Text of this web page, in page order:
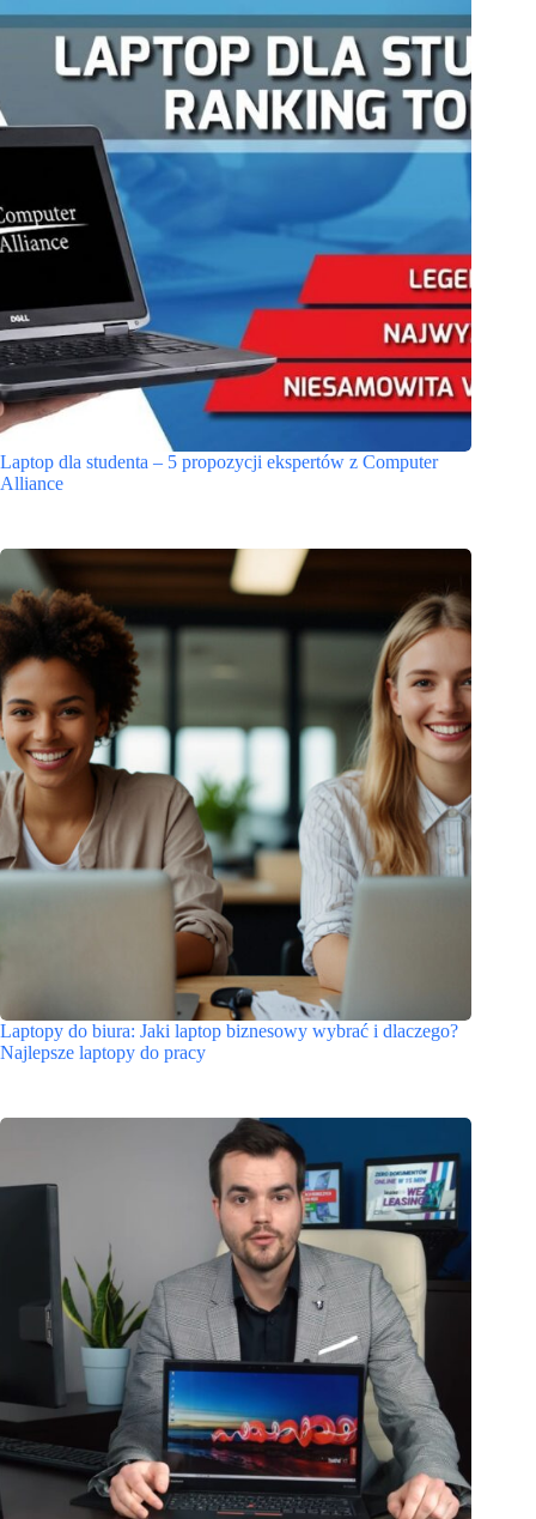
Laptop dla studenta – 5 propozycji ekspertów z Computer
Alliance
Laptopy do biura: Jaki laptop biznesowy wybrać i dlaczego?
Najlepsze laptopy do pracy